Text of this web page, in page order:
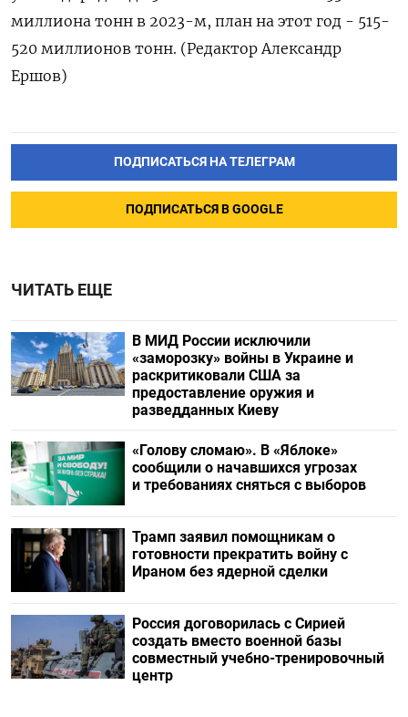
миллиона тонн в 2023-м, план на этот год - 515-
520 миллионов тонн. (Редактор Александр
Ершов)
ПОДПИСАТЬСЯ НА ТЕЛЕГРАМ
ПОДПИСАТЬСЯ В GOOGLE
ЧИТАТЬ ЕЩЕ
В МИД России исключили
«заморозку» войны в Украине и
раскритиковали США за
предоставление оружия и
разведданных Киеву
«Голову сломаю». В «Яблоке»
сообщили о начавшихся угрозах
и требованиях сняться с выборов
Трамп заявил помощникам о
готовности прекратить войну с
Ираном без ядерной сделки
Россия договорилась с Сирией
создать вместо военной базы
совместный учебно-тренировочный
центр